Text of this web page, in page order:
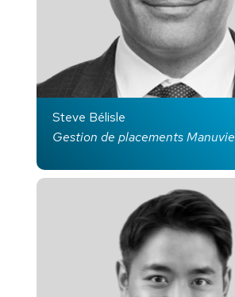
Steve Bélisle
Gestion de placements Manuvie